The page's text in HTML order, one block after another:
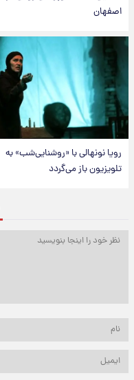
اصفهان
رویا نونهالی با «روشنایی‌شب» به
تلویزیون باز می‌گردد